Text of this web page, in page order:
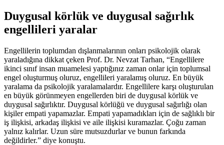
Duygusal körlük ve duygusal sağırlık
engellileri yaralar
Engellilerin toplumdan dışlanmalarının onları psikolojik olarak
yaraladığına dikkat çeken Prof. Dr. Nevzat Tarhan, “Engellilere
ikinci sınıf insan muamelesi yaptığınız zaman onlar için toplumsal
engel oluşturmuş oluruz, engellileri yaralamış oluruz. En büyük
yaralama da psikolojik yaralamalardır. Engellilere karşı oluşturulan
en büyük görünmeyen engellerden biri de duygusal körlük ve
duygusal sağırlıktır. Duygusal körlüğü ve duygusal sağırlığı olan
kişiler empati yapamazlar. Empati yapamadıkları için de sağlıklı bir
iş ilişkisi, arkadaş ilişkisi ve aile ilişkisi kuramazlar. Çoğu zaman
yalnız kalırlar. Uzun süre mutsuzdurlar ve bunun farkında
değildirler.” diye konuştu.